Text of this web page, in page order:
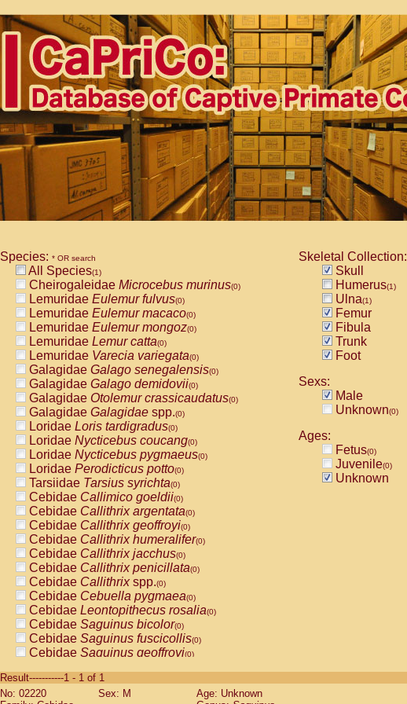
Species: * OR search
All Species(1)
Cheirogaleidae Microcebus murinus(0)
Lemuridae Eulemur fulvus(0)
Lemuridae Eulemur macaco(0)
Lemuridae Eulemur mongoz(0)
Lemuridae Lemur catta(0)
Lemuridae Varecia variegata(0)
Galagidae Galago senegalensis(0)
Galagidae Galago demidovii(0)
Galagidae Otolemur crassicaudatus(0)
Galagidae Galagidae spp.(0)
Loridae Loris tardigradus(0)
Loridae Nycticebus coucang(0)
Loridae Nycticebus pygmaeus(0)
Loridae Perodicticus potto(0)
Tarsiidae Tarsius syrichta(0)
Cebidae Callimico goeldii(0)
Cebidae Callithrix argentata(0)
Cebidae Callithrix geoffroyi(0)
Cebidae Callithrix humeralifer(0)
Cebidae Callithrix jacchus(0)
Cebidae Callithrix penicillata(0)
Cebidae Callithrixspp.(0)
Cebidae Cebuella pygmaea(0)
Cebidae Leontopithecus rosalia(0)
Cebidae Saguinus bicolor(0)
Cebidae Saguinus fuscicollis(0)
Cebidae Saguinus geoffroyi(0)
CebidaeSaguinus labiatus(0)
Cebidae Saguinus leucopus (0)
Skeletal Collection:
Skull
Humerus(1)
Ulna(1)
Femur
Fibula
Trunk
Foot
Sexs:
Male
Unknown(0)
Ages:
Fetus(0)
Juvenile(0)
Unknown
Result-----------1 - 1 of 1
No: 02220
Sex: M
Age: Unknown